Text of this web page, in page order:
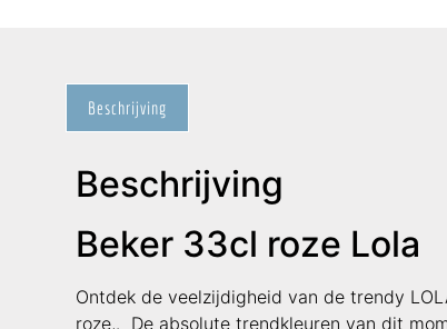
Beschrijving
Beschrijving
Beker 33cl roze Lola
Ontdek de veelzijdigheid van de trendy
roze,. De absolute trendkleuren van dit